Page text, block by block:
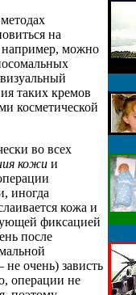
на
например, можно
таких кремов
косметической
во всех
кожи и
иногда
кожа и
фиксацией
после
очень) зависть
операции не